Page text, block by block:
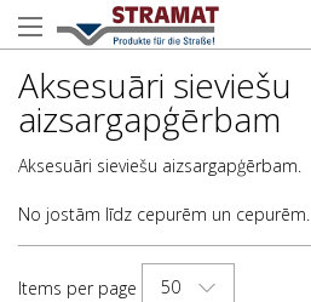
Aksesuāri sieviešu
aizsargapģērbam
Aksesuāri sieviešu aizsargapģērbam.
No jostām līdz cepurēm un cepurēm.
Items per page
50